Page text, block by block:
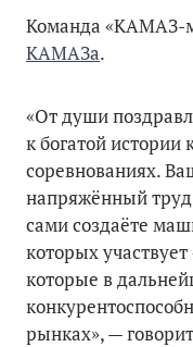
Команда «КАМАЗ-
КАМАЗа.
«От души
к богатой
соревнованиях.
напряжённый
сами создаёте
которых
которые в
рынках», —